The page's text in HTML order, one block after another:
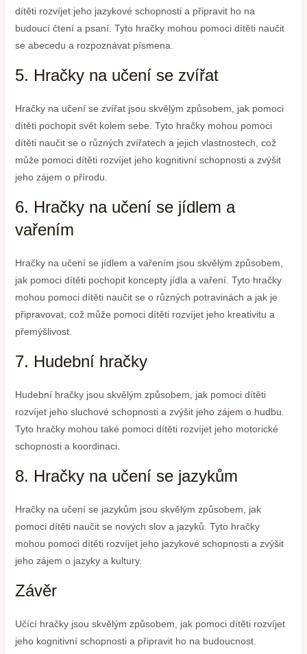
dítěti rozvíjet jeho jazykové schopnosti a připravit ho na
budoucí čtení a psaní. Tyto hračky mohou pomoci dítěti naučit
se abecedu a rozpoznávat písmena.
5. Hračky na učení se zvířat
Hračky na učení se zvířat jsou skvělým způsobem, jak pomoci
dítěti pochopit svět kolem sebe. Tyto hračky mohou pomoci
dítěti naučit se o různých zvířatech a jejich vlastnostech, což
může pomoci dítěti rozvíjet jeho kognitivní schopnosti a zvýšit
jeho zájem o přírodu.
6. Hračky na učení se jídlem a
vařením
Hračky na učení se jídlem a vařením jsou skvělým způsobem,
jak pomoci dítěti pochopit koncepty jídla a vaření. Tyto hračky
mohou pomoci dítěti naučit se o různých potravinách a jak je
připravovat, což může pomoci dítěti rozvíjet jeho kreativitu a
přemýšlivost.
7. Hudební hračky
Hudební hračky jsou skvělým způsobem, jak pomoci dítěti
rozvíjet jeho sluchové schopnosti a zvýšit jeho zájem o hudbu.
Tyto hračky mohou také pomoci dítěti rozvíjet jeho motorické
schopnosti a koordinaci.
8. Hračky na učení se jazykům
Hračky na učení se jazykům jsou skvělým způsobem, jak
pomoci dítěti naučit se nových slov a jazyků. Tyto hračky
mohou pomoci dítěti rozvíjet jeho jazykové schopnosti a zvýšit
jeho zájem o jazyky a kultury.
Závěr
Učící hračky jsou skvělým způsobem, jak pomoci dítěti rozvíjet
jeho kognitivní schopnosti a připravit ho na budoucnost.